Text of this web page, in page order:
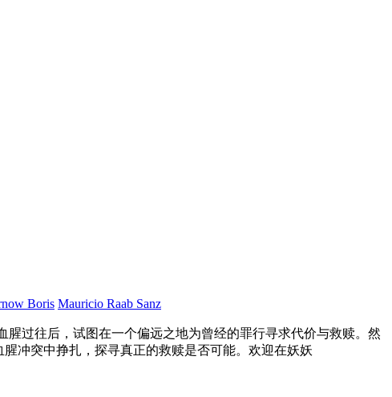
Boris Mauricio Raab Sanz
腥过往后，试图在一个偏远之地为曾经的罪行寻求代价与救赎。然
冲突中挣扎，探寻真正的救赎是否可能。欢迎在妖妖